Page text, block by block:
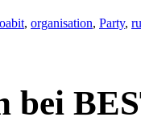
, organisation, Party,
bei